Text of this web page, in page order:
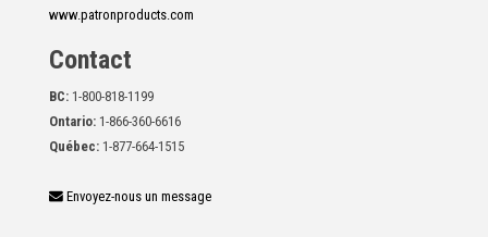
www.patronproducts.com
Contact
BC: 1-800-818-1199
Ontario: 1-866-360-6616
Québec: 1-877-664-1515
Envoyez-nous un message